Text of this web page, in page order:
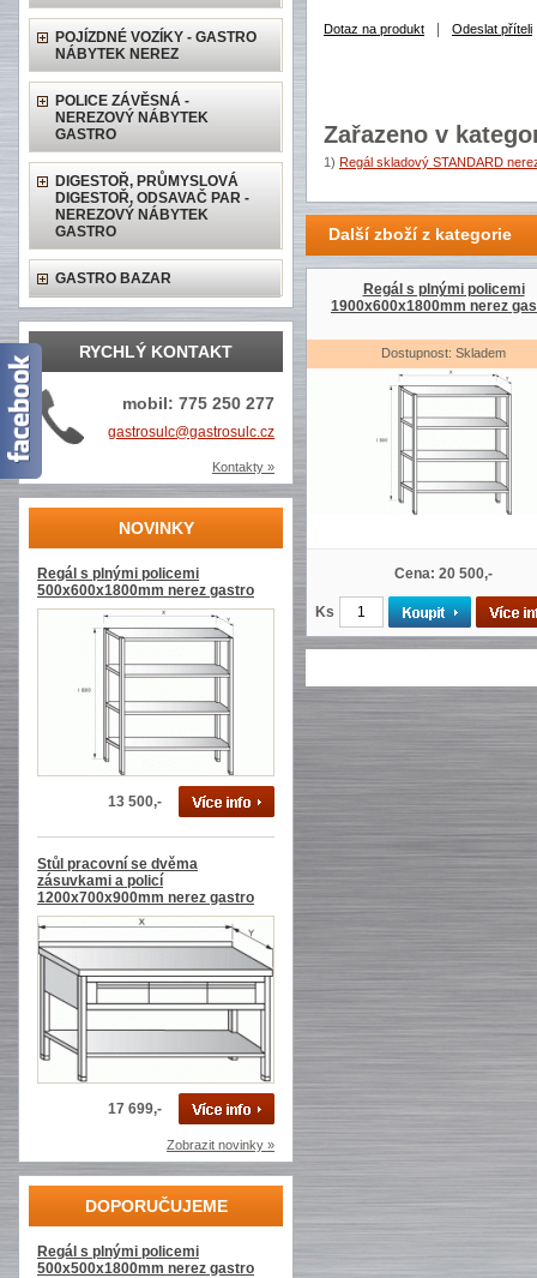
POJÍZDNÉ VOZÍKY - GASTRO
NÁBYTEK NEREZ
POLICE ZÁVĚSNÁ -
NEREZOVÝ NÁBYTEK
GASTRO
DIGESTOŘ, PRŮMYSLOVÁ
DIGESTOŘ, ODSAVAČ PAR -
NEREZOVÝ NÁBYTEK
GASTRO
GASTRO BAZAR
RYCHLÝ KONTAKT
mobil: 775 250 277
gastrosulc@gastrosulc.cz
Kontakty »
NOVINKY
Regál s plnými policemi
500x600x1800mm nerez gastro
13 500,-
Stůl pracovní se dvěma
zásuvkami a policí
1200x700x900mm nerez gastro
17 699,-
Zobrazit novinky »
DOPORUČUJEME
Regál s plnými policemi
500x500x1800mm nerez gastro
Dotaz na produkt Odeslat příteli
Zařazeno v
1) Regál skladový STANDARD
Další zboží z kategorie
Regál s plnými policemi
1900x600x1800mm nerez
Dostupnost: Skladem
Cena: 20 500,-
Ks